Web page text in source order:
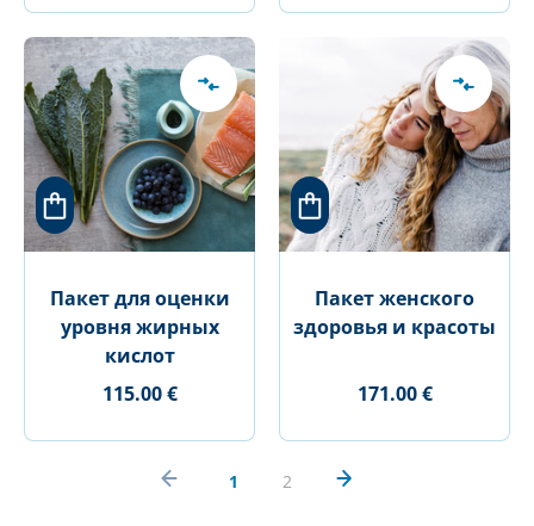
Пакет для оценки
уровня жирных
кислот
115.00 €
Пакет женского
здоровья и красоты
171.00 €
1 2